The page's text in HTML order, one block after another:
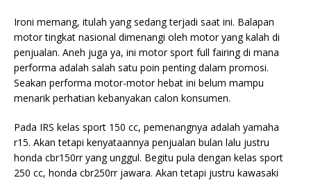
Ironi memang, itulah yang sedang terjadi saat ini. Balapan
motor tingkat nasional dimenangi oleh motor yang kalah di
penjualan. Aneh juga ya, ini motor sport full fairing di mana
performa adalah salah satu poin penting dalam promosi.
Seakan performa motor-motor hebat ini belum mampu
menarik perhatian kebanyakan calon konsumen.
Pada IRS kelas sport 150 cc, pemenangnya adalah yamaha
r15. Akan tetapi kenyataannya penjualan bulan lalu justru
honda cbr150rr yang unggul. Begitu pula dengan kelas sport
250 cc, honda cbr250rr jawara. Akan tetapi justru kawasaki